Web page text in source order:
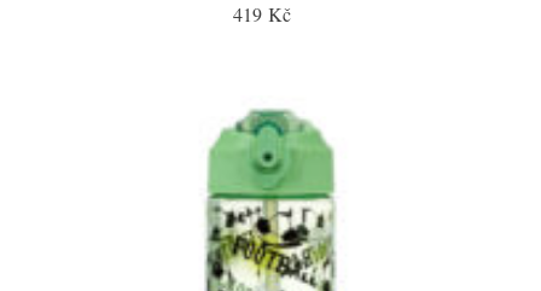
419 Kč